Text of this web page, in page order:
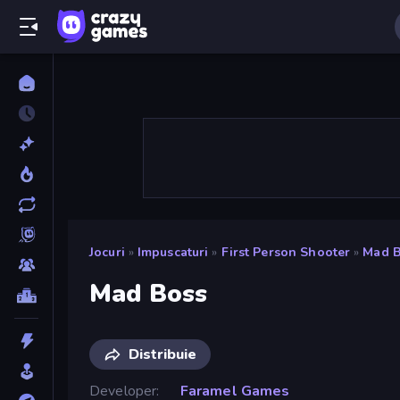
Jocuri » Impuscaturi » First Person Shooter » Mad
Mad Boss
Distribuie
Developer
Faramel Games